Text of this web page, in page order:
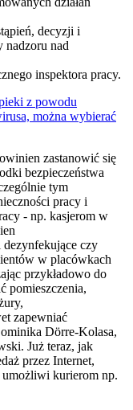
decyzji i
nadzoru nad
inspektora pracy.
z powodu
można wybierać
zastanowić się
bezpieczeństwa
tym
pracy i
- np. kasjerom w
czy
w placówkach
przykładowo do
pomieszczenia,
zapewniać
Dörre-Kolasa,
Już teraz, jak
przez Internet,
umożliwi kurierom np.